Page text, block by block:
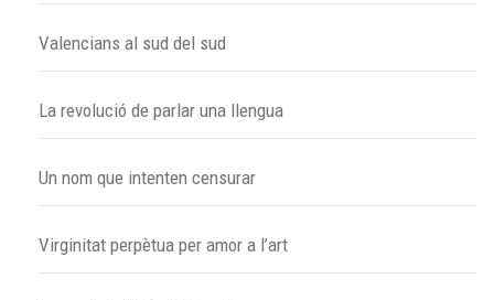
Valencians al sud del sud
La revolució de parlar una llengua
Un nom que intenten censurar
Virginitat perpètua per amor a l’art